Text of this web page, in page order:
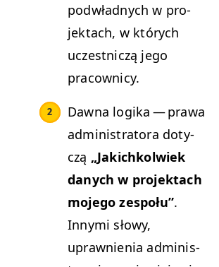
pod­wład­nych w pro­
jek­tach, w których
uczest­niczą jego
pracownicy.
Daw­na logi­ka — prawa
admin­is­tra­to­ra doty­
czą „Jakichkol­wiek
danych w pro­jek­tach
mojego zespołu”.
Inny­mi słowy,
uprawnienia admin­is­